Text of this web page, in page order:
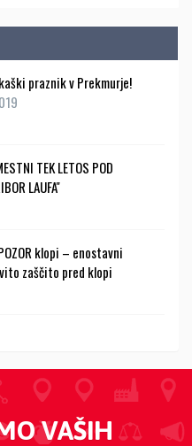
praznik v Prekmurje!
TEK LETOS POD
LAUFA''
klopi – enostavni
zaščito pred klopi
VAŠIH